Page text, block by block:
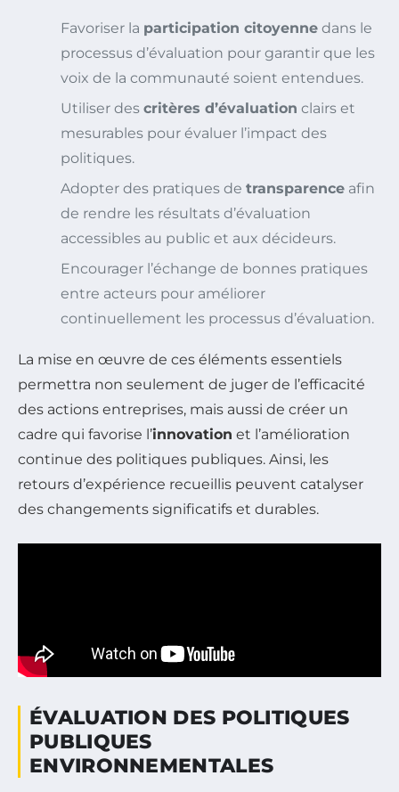
Favoriser la participation citoyenne dans le
processus d’évaluation pour garantir que les
voix de la communauté soient entendues.
Utiliser des critères d’évaluation clairs et
mesurables pour évaluer l’impact des
politiques.
Adopter des pratiques de transparence afin
de rendre les résultats d’évaluation
accessibles au public et aux décideurs.
Encourager l’échange de bonnes pratiques
entre acteurs pour améliorer
continuellement les processus d’évaluation.
La mise en œuvre de ces éléments essentiels
permettra non seulement de juger de l’efficacité
des actions entreprises, mais aussi de créer un
cadre qui favorise l’innovation et l’amélioration
continue des politiques publiques. Ainsi, les
retours d’expérience recueillis peuvent catalyser
des changements significatifs et durables.
ÉVALUATION DES POLITIQUES
PUBLIQUES
ENVIRONNEMENTALES